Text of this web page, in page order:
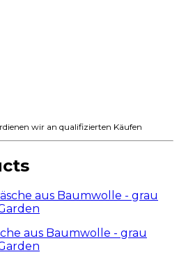
wir an qualifizierten Käufen
aus Baumwolle - grau